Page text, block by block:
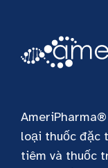
loại thuốc đặc
tiêm và thuốc